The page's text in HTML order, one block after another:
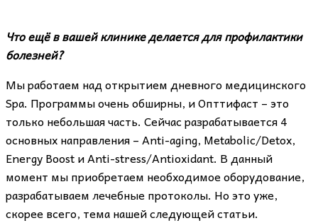
Что ещё в вашей клинике делается для профилактики
болезней?
Мы работаем над открытием дневного медицинского
Spa. Программы очень обширны, и Опттифаст – это
только небольшая часть. Сейчас разрабатывается 4
основных направления – Anti-aging, Metabolic/Detox,
Energy Boost и Anti-stress/Antioxidant. В данный
момент мы приобретаем необходимое оборудование,
разрабатываем лечебные протоколы. Но это уже,
скорее всего, тема нашей следующей статьи.